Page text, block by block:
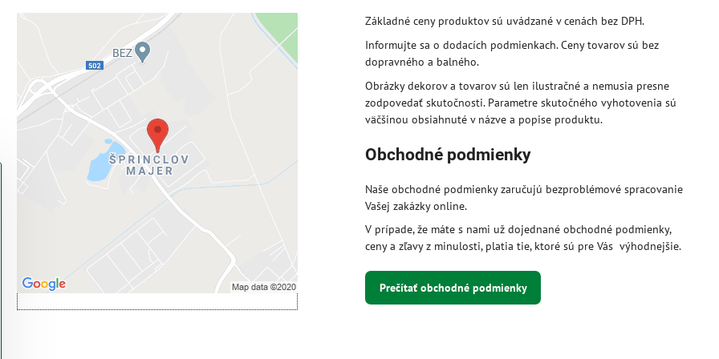
Externý obsah je blokovaný
Prajete si načítať externý obsah?
Povoliť tentokrát
Povoliť a zapamätať - súhlas s druhom
cookie: Funkčné
Otvoriť obsah v novom okne
Základné ceny produktov sú uvádzané v cenách bez DPH.
Informujte sa o dodacích podmienkach. Ceny tovarov sú bez
dopravného a balného.
Obrázky dekorov a tovarov sú len ilustračné a nemusia presne
zodpovedať skutočnosti. Parametre skutočného vyhotovenia sú
väčšinou obsiahnuté v názve a popise produktu.
Obchodné podmienky
Naše obchodné podmienky zaručujú bezproblémové spracovanie
Vašej zakázky online.
V prípade, že máte s nami už dojednané obchodné podmienky,
ceny a zľavy z minulosti, platia tie, ktoré sú pre Vás výhodnejšie.
Prečítať obchodné podmienky